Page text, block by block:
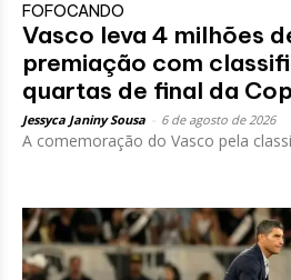
FOFOCANDO
Vasco leva 4 milhões
premiação com
quartas de final da
Jessyca Janiny Sousa 6 de agosto de 2026
A comemoração do Vasco pela